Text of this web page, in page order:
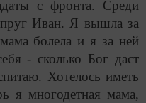
с фронта. Среди
Иван. Я вышла за
болела и я за ней
- сколько Бог даст
Хотелось иметь
я многодетная мама,